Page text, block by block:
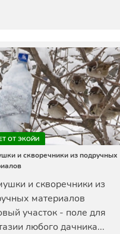
ОТ ЭКОЙИ
и скворечники из подручных
и скворечники из
материалов
участок - поле для
любого дачника...